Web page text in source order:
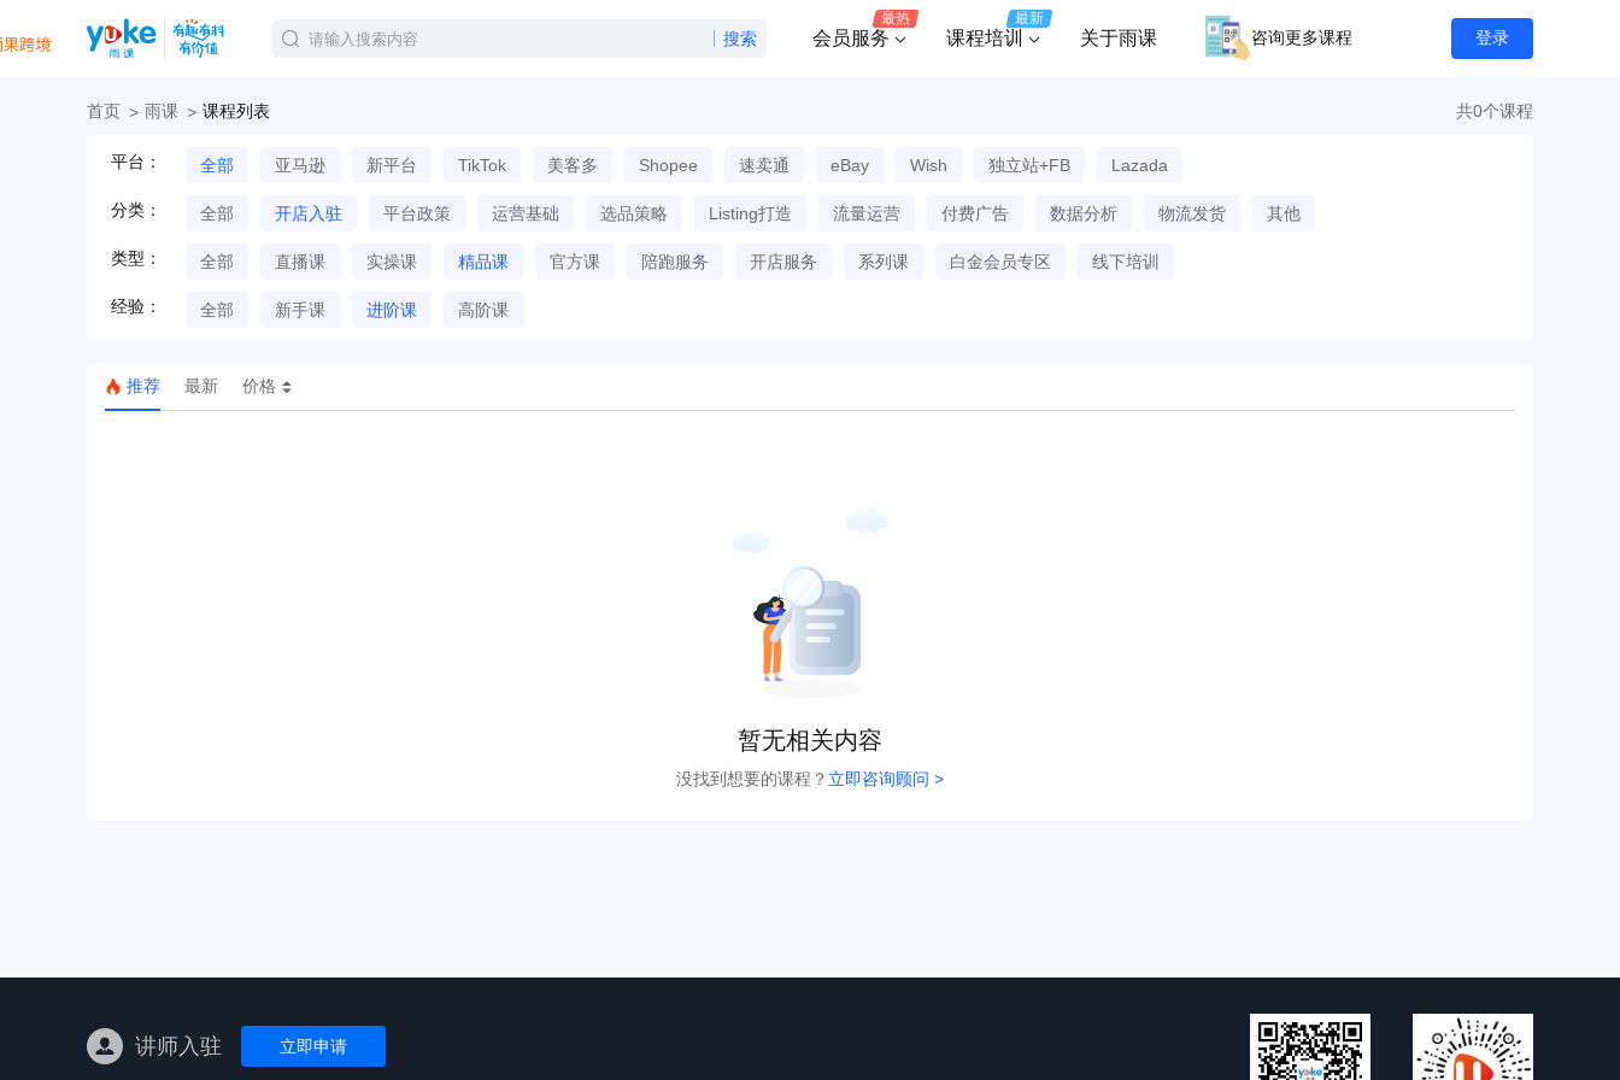
搜索 会员服务
最热
课程培训
最新
关于雨课 咨询更多课程 登录
首页 雨课 课程列表 共0个课程
平台： 全部 亚马逊 新平台 TikTok 美客多 Shopee 速卖通 eBay Wish 独立站+FB Lazada
分类： 全部 开店入驻 平台政策 运营基础 选品策略 Listing打造 流量运营 付费广告 数据分析 物流发货 其他
类型： 全部 直播课 实操课 精品课 官方课 陪跑服务 开店服务 系列课 白金会员专区 线下培训
经验： 全部 新手课 进阶课 高阶课
推荐 最新 价格
暂无相关内容
没找到想要的课程？ 立即咨询顾问 >
讲师入驻 立即申请